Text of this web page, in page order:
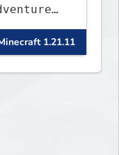
1.21.11